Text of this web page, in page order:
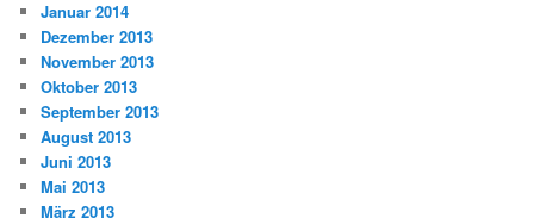
Januar 2014
Dezember 2013
November 2013
Oktober 2013
September 2013
August 2013
Juni 2013
Mai 2013
März 2013